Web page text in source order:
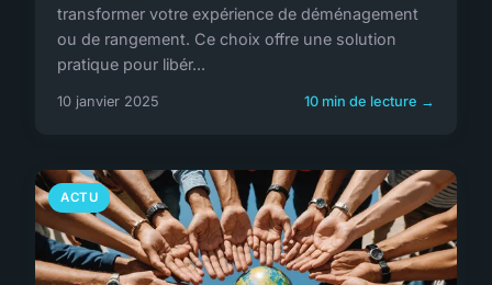
transformer votre expérience de déménagement
ou de rangement. Ce choix offre une solution
pratique pour libér...
10 janvier 2025 10 min de lecture →
ACTU